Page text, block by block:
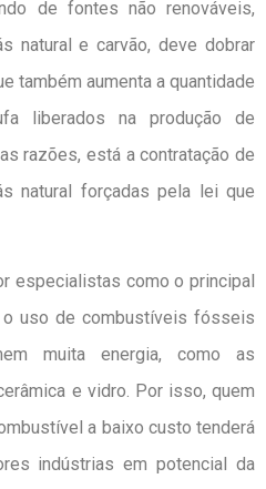
de fontes não renováveis,
natural e carvão, deve dobrar
também aumenta a quantidade
liberados na produção de
razões, está a contratação de
natural forçadas pela lei que
especialistas como o principal
uso de combustíveis fósseis
muita energia, como as
e vidro. Por isso, quem
a baixo custo tenderá
indústrias em potencial da